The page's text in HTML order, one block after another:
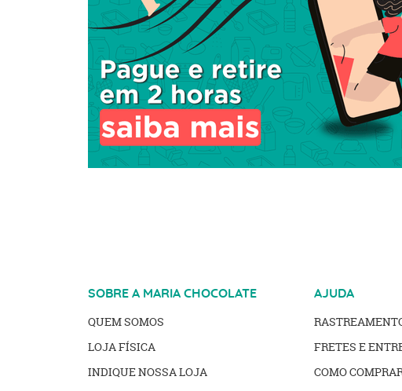
SOBRE A MARIA CHOCOLATE
QUEM SOMOS
LOJA FÍSICA
INDIQUE NOSSA LOJA
AJUDA
FRETES E
COMO